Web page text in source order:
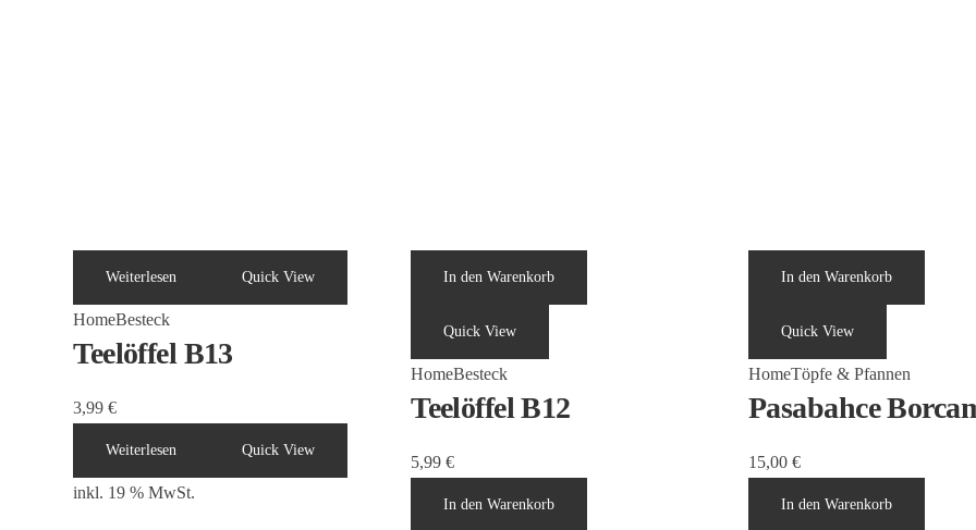
Weiterlesen Quick View
HomeBesteck
Teelöffel B13
3,99€
Weiterlesen Quick View
inkl. 19 % MwSt.
In den Warenkorb
Quick View
HomeBesteck
Teelöffel B12
5,99€
In den Warenkorb
In den Warenkorb
Quick View
HomeTöpfe & Pfannen
Pasabahce
15,00 €
In den Warenkorb